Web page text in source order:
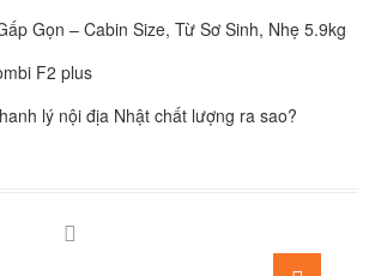
Gọn – Cabin Size, Từ Sơ Sinh, Nhẹ 5.9kg
F2 plus
lý nội địa Nhật chất lượng ra sao?
Go